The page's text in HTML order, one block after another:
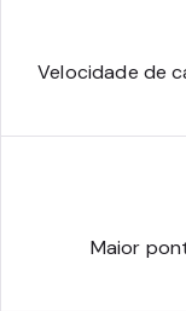
Velocidade de
Maior